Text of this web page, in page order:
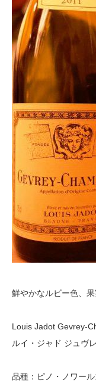
鮮やかなルビー色、
Louis Jadot Gevrey-
ルイ・ジャド ジュヴ
品種：ピノ・ノワー